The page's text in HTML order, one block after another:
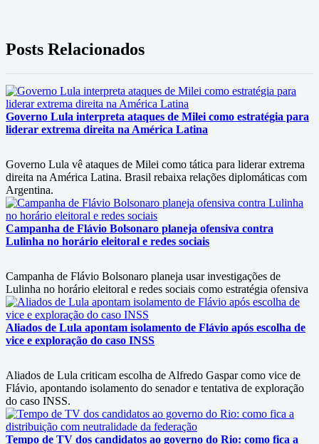
Posts Relacionados
Governo Lula interpreta ataques de Milei como estratégia para
liderar extrema direita na América Latina
Governo Lula vê ataques de Milei como tática para liderar extrema
direita na América Latina. Brasil rebaixa relações diplomáticas com
Argentina.
Campanha de Flávio Bolsonaro planeja ofensiva contra
Lulinha no horário eleitoral e redes sociais
Campanha de Flávio Bolsonaro planeja usar investigações de
Lulinha no horário eleitoral e redes sociais como estratégia ofensiva
Aliados de Lula apontam isolamento de Flávio após escolha de
vice e exploração do caso INSS
Aliados de Lula criticam escolha de Alfredo Gaspar como vice de
Flávio, apontando isolamento do senador e tentativa de exploração
do caso INSS.
Tempo de TV dos candidatos ao governo do Rio: como fica a